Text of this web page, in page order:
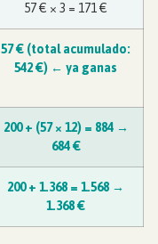
57 € × 3 = 171 €
57 € (total acumulado:
542 €) ← ya ganas
200 + (57 × 12) = 884 →
684 €
200 + 1.368 = 1.568 →
1.368 €